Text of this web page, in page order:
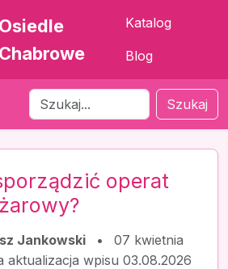
Osiedle
Chabrowe
Katalog
Blog
Szukaj
operat
Jankowski •
07 kwietnia
aktualizacja wpisu 03.08.2026